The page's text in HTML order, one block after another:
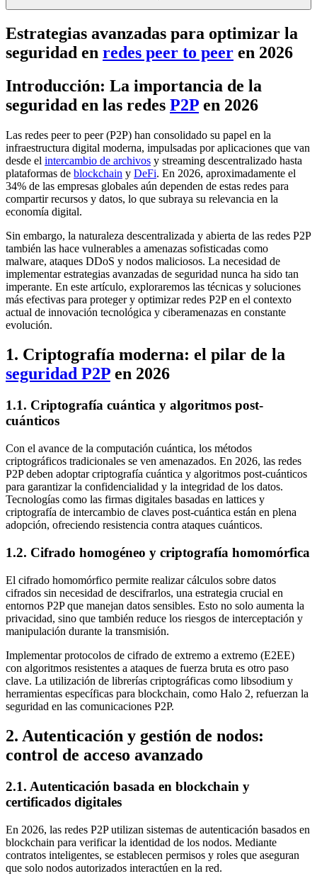
Estrategias avanzadas para optimizar la
seguridad en redes peer to peer en 2026
Introducción: La importancia de la
seguridad en las redes P2P en 2026
Las redes peer to peer (P2P) han consolidado su papel en la
infraestructura digital moderna, impulsadas por aplicaciones que van
desde el intercambio de archivos y streaming descentralizado hasta
plataformas de blockchain y DeFi. En 2026, aproximadamente el
34% de las empresas globales aún dependen de estas redes para
compartir recursos y datos, lo que subraya su relevancia en la
economía digital.
Sin embargo, la naturaleza descentralizada y abierta de las redes P2P
también las hace vulnerables a amenazas sofisticadas como
malware, ataques DDoS y nodos maliciosos. La necesidad de
implementar estrategias avanzadas de seguridad nunca ha sido tan
imperante. En este artículo, exploraremos las técnicas y soluciones
más efectivas para proteger y optimizar redes P2P en el contexto
actual de innovación tecnológica y ciberamenazas en constante
evolución.
1. Criptografía moderna: el pilar de la
seguridad P2P en 2026
1.1. Criptografía cuántica y algoritmos post-
cuánticos
Con el avance de la computación cuántica, los métodos
criptográficos tradicionales se ven amenazados. En 2026, las redes
P2P deben adoptar criptografía cuántica y algoritmos post-cuánticos
para garantizar la confidencialidad y la integridad de los datos.
Tecnologías como las firmas digitales basadas en lattices y
criptografía de intercambio de claves post-cuántica están en plena
adopción, ofreciendo resistencia contra ataques cuánticos.
1.2. Cifrado homogéneo y criptografía homomórfica
El cifrado homomórfico permite realizar cálculos sobre datos
cifrados sin necesidad de descifrarlos, una estrategia crucial en
entornos P2P que manejan datos sensibles. Esto no solo aumenta la
privacidad, sino que también reduce los riesgos de interceptación y
manipulación durante la transmisión.
Implementar protocolos de cifrado de extremo a extremo (E2EE)
con algoritmos resistentes a ataques de fuerza bruta es otro paso
clave. La utilización de librerías criptográficas como libsodium y
herramientas específicas para blockchain, como Halo 2, refuerzan la
seguridad en las comunicaciones P2P.
2. Autenticación y gestión de nodos:
control de acceso avanzado
2.1. Autenticación basada en blockchain y
certificados digitales
En 2026, las redes P2P utilizan sistemas de autenticación basados en
blockchain para verificar la identidad de los nodos. Mediante
contratos inteligentes, se establecen permisos y roles que aseguran
que solo nodos autorizados interactúen en la red.